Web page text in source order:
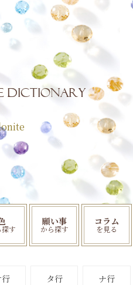
Dictionary
探す
願い事
から探す
コラム
を見る
行 タ行 ナ行